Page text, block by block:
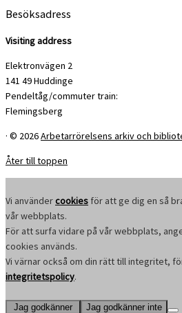
Besöksadress
Visiting address
Elektronvägen 2
141 49 Huddinge
Pendeltåg/commuter train:
Flemingsberg
· © 2026Arbetarrörelsens arkiv och
Åter till toppen
Vi användercookies för att ge dig en så
vår webbplats.
För att surfa vidare på vår webbplats,
cookies används.
Vi värnar också om din rätt till integritet,
integritetspolicy.
Jag godkänner Jag godkänner inte